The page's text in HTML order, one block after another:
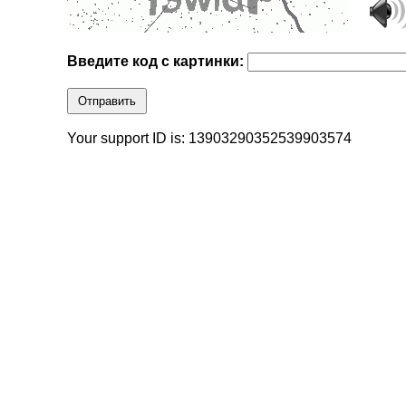
Введите код с картинки:
Отправить
Your support ID is: 13903290352539903574